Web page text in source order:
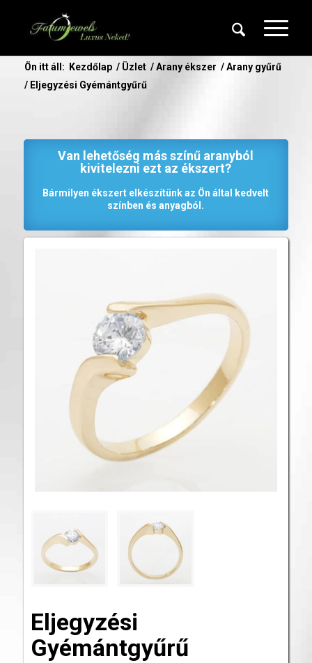
Ön itt áll: Kezdőlap / Üzlet / Arany ékszer / Arany gyűrű
/ Eljegyzési Gyémántgyűrű
Van lehetőség más színű aranyból
kivitelezni ezt az ékszert?
Bármilyen ékszert elkészítünk az Ön által kedvelt
színben és anyagból.
Eljegyzési
Gyémántgyűrű